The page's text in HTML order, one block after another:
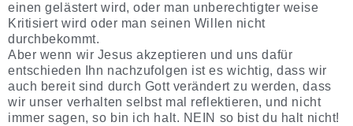
einen gelästert wird, oder man unberechtigter weise
Kritisiert wird oder man seinen Willen nicht
durchbekommt.
Aber wenn wir Jesus akzeptieren und uns dafür
entschieden Ihn nachzufolgen ist es wichtig, dass wir
auch bereit sind durch Gott verändert zu werden, dass
wir unser verhalten selbst mal reflektieren, und nicht
immer sagen, so bin ich halt. NEIN so bist du halt nicht!